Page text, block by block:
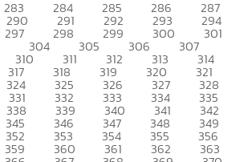
283 284 285 286 287
290 291 292 293 294
297 298 299 300 301
304 305 306 307
310 311 312 313 314
317 318 319 320 321
324 325 326 327 328
331 332 333 334 335
338 339 340 341 342
345 346 347 348 349
352 353 354 355 356
359 360 361 362 363